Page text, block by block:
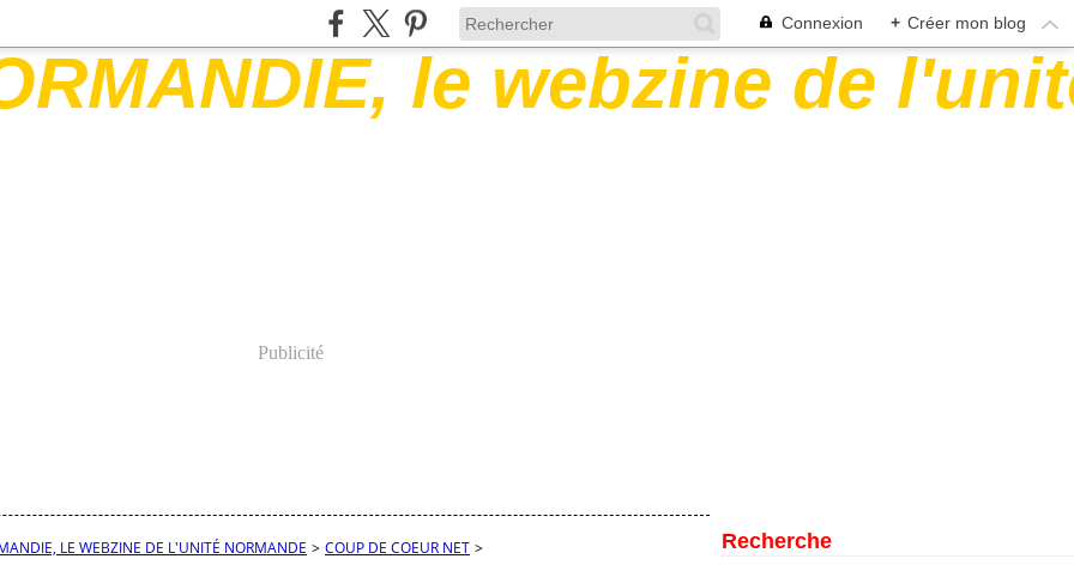
Connexion + Créer mon blog
Publicité
LE WEBZINE DE L'UNITÉ NORMANDE > COUP DE COEUR NET >
Recherche